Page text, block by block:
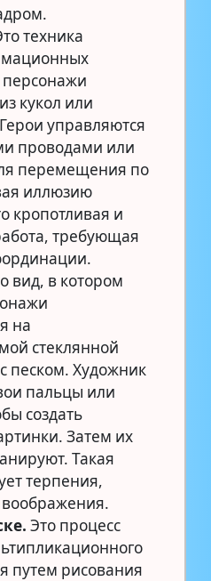
техника
кукол или
управляются
проводами или
перемещения по
иллюзию
кропотливая и
требующая
вид, в котором
на
стеклянной
песком. Художник
пальцы или
создать
Затем их
Такая
терпения,
воображения.
Это процесс
путем рисования